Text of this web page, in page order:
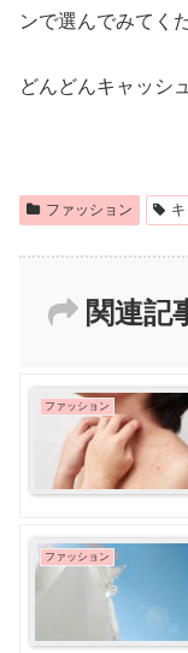
ンで選んでみてく
どんどんキャッシ
ファッション
関連記
ファッション
ファッション